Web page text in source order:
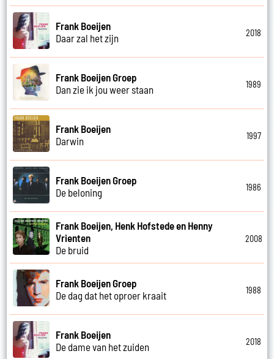
Frank Boeijen
Daar zal het zijn
2018
Frank Boeijen Groep
Dan zie ik jou weer staan
1989
Frank Boeijen
Darwin
1997
Frank Boeijen Groep
De beloning
1986
Frank Boeijen, Henk Hofstede en Henny
Vrienten
De bruid
2008
Frank Boeijen Groep
De dag dat het oproer kraait
1988
Frank Boeijen
De dame van het zuiden
2018